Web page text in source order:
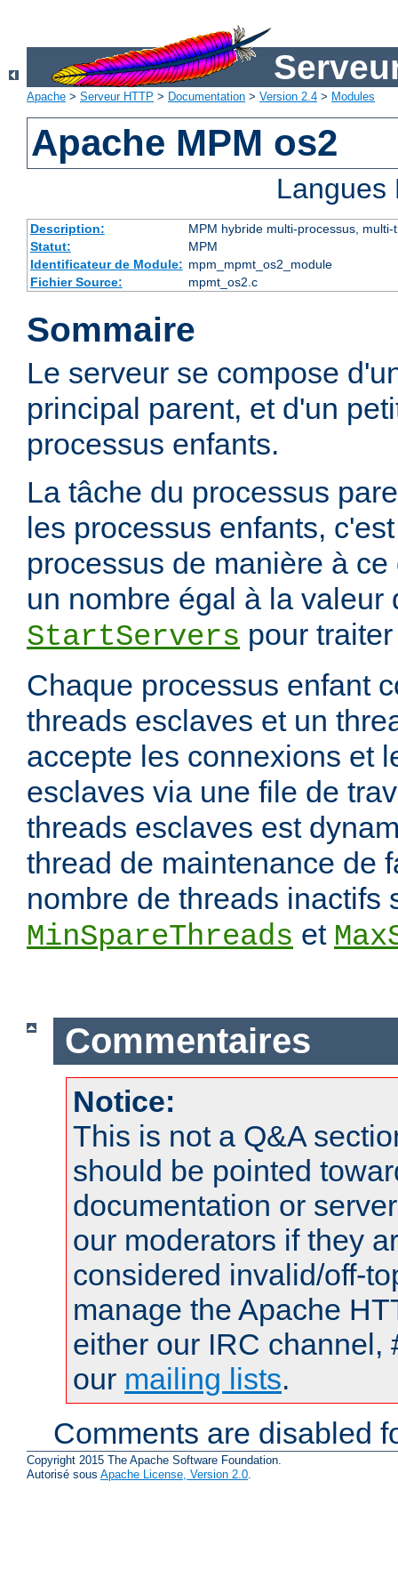
Apache > Serveur HTTP > Documentation > Version 2.4 > Modules
Apache MPM os2
Description:
MPM hybride multi-processus,
Statut:
MPM
Identificateur de Module: mpm_mpmt_os2_module
Fichier Source:
mpmt_os2.c
Sommaire
Le serveur se compose
principal parent, et d'un
processus enfants.
La tâche du processus
les processus enfants,
processus de manière à
un nombre égal à la valeur
StartServers pour
Chaque processus enfant
threads esclaves et un
accepte les connexions et
esclaves via une file de
threads esclaves est
thread de maintenance de
nombre de threads inactifs
MinSpareThreads et
Commentaires
Notice:
This is not a Q&A
should be pointed
documentation or
our moderators if they
considered invalid/off-
manage the Apache
either our IRC channel,
our mailing lists.
Comments are disabled
Copyright 2015 The Apache Software Foundation.
Autorisé sous Apache License, Version 2.0.